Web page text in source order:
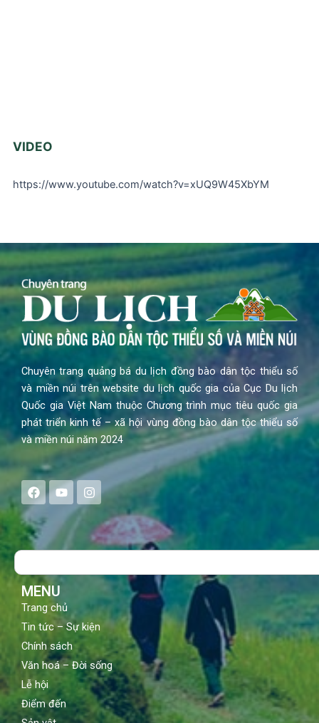
VIDEO
https://www.youtube.com/watch?v=xUQ9W45XbYM
Chuyên trang quảng bá du lịch đồng bào dân tộc thiểu số
và miền núi trên website du lịch quốc gia của Cục Du lịch
Quốc gia Việt Nam thuộc Chương trình mục tiêu quốc gia
phát triển kinh tế – xã hội vùng đồng bào dân tộc thiểu số
và miền núi năm 2024
F
a
e
b
o
Y
o
t
b
I
n
s
a
g
Search
MENU
Trang chủ
Tin tức – Sự kiện
Chính sách
Văn hoá – Đời sống
Lễ hội
Điểm đến